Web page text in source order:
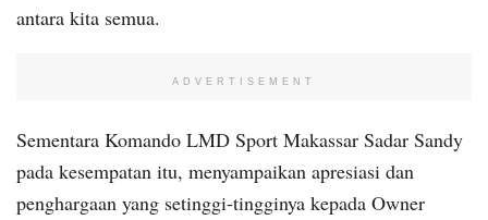
antara kita semua.
ADVERTISEMENT
Sementara Komando LMD Sport Makassar Sadar Sandy
pada kesempatan itu, menyampaikan apresiasi dan
penghargaan yang setinggi-tingginya kepada Owner